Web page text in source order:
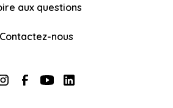
aux questions
Contactez-nous